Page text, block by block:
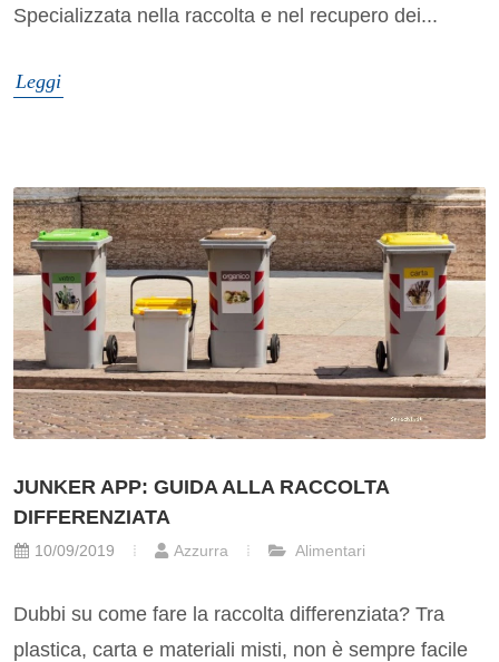
Specializzata nella raccolta e nel recupero dei...
Leggi
JUNKER APP: GUIDA ALLA RACCOLTA
DIFFERENZIATA
10/09/2019 Azzurra Alimentari
Dubbi su come fare la raccolta differenziata? Tra
plastica, carta e materiali misti, non è sempre facile